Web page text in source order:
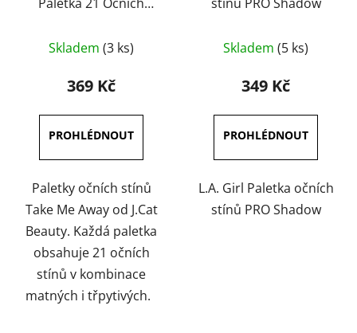
Skladem (3 ks)
369 Kč
Paletky očních stínů
Take Me Away od J.Cat
Beauty. Každá paletka
obsahuje 21 očních
stínů v kombinace
matných i třpytivých.
hodnocení
produktu
5,0
z
5
hvězdiček.
Skladem (5 ks)
349 Kč
L.A. Girl Paletka očních
stínů PRO Shadow